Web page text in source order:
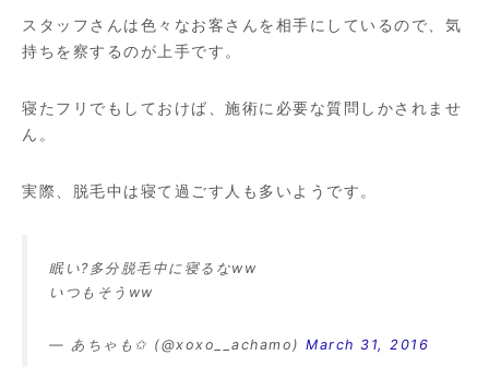
スタッフさんは色々なお客さんを相手にしているので、気
持ちを察するのが上手です。
寝たフリでもしておけば、施術に必要な質問しかされませ
ん。
実際、脱毛中は寝て過ごす人も多いようです。
眠い?多分脱毛中に寝るなww
いつもそうww
— あちゃも✩ (@xoxo__achamo) March 31, 2016